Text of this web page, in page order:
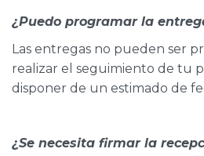
¿Puedo programar la
Las entregas no pueden ser
realizar el seguimiento de tu
disponer de un estimado de
¿Se necesita firmar la